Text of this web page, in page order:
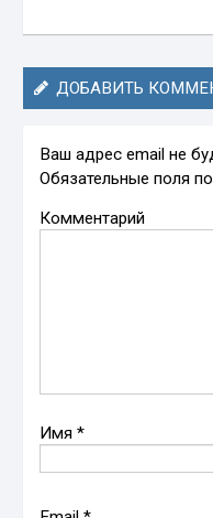
ДОБАВИТЬ
Ваш адрес email не
Обязательные поля
Комментарий
Имя*